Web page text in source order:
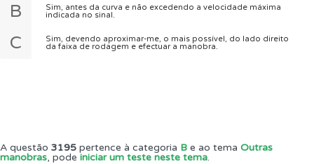
B
Sim, antes da curva e não excedendo a velocidade máxima
indicada no sinal.
C
Sim, devendo aproximar-me, o mais possível, do lado direito
da faixa de rodagem e efectuar a manobra.
A questão 3195 pertence à categoria B e ao tema Outras
manobras, pode iniciar um teste neste tema.